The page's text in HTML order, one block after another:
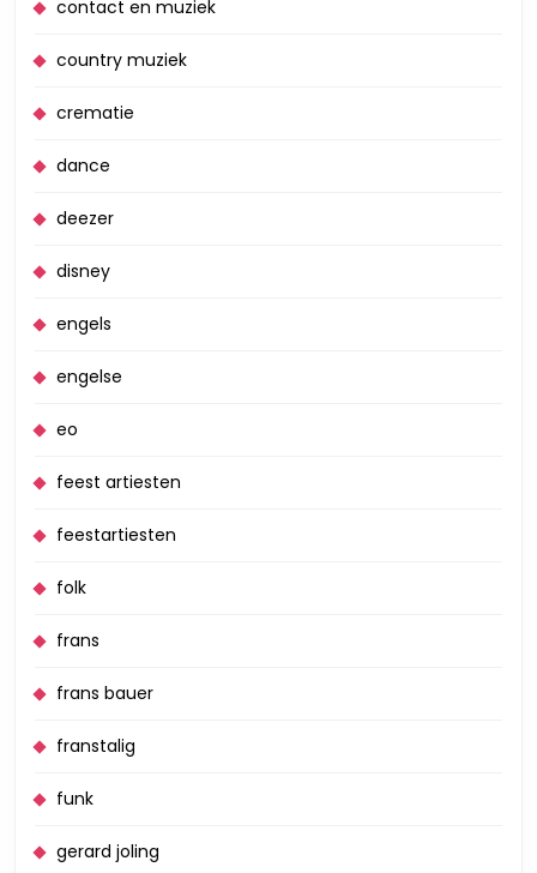
contact en muziek
country muziek
crematie
dance
deezer
disney
engels
engelse
eo
feest artiesten
feestartiesten
folk
frans
frans bauer
franstalig
funk
gerard joling